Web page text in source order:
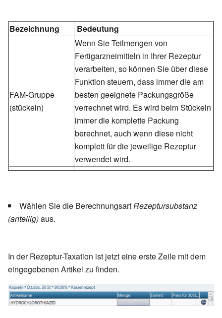
Bezeichnung Bedeutung
FAM-Gruppe
(stückeln)
Wenn Sie Teilmengen von
Fertigarzneimitteln in Ihrer Rezeptur
verarbeiten, so können Sie über diese
Funktion steuern, dass immer die am
besten geeignete Packungsgröße
verrechnet wird. Es wird beim Stückeln
immer die komplette Packung
berechnet, auch wenn diese nicht
komplett für die jeweilige Rezeptur
verwendet wird.
(anteilig)
Reine Rezeptursubstanzen, z.B.
die verbrauchte Menge bei der
Packungsgröße
Wenn Sie Teilmengen von
Fertigarzneimitteln in Ihrer Rezeptur
Funktion steuern, dass immer eine
bestimmte Packungsgröße verrechnet
Wählen Sie die BerechnungsartRezeptursubstanz
(anteilig)aus.
In der Rezeptur-Taxation ist jetzt eine erste Zeile mit dem
eingegebenen Artikel zu finden.